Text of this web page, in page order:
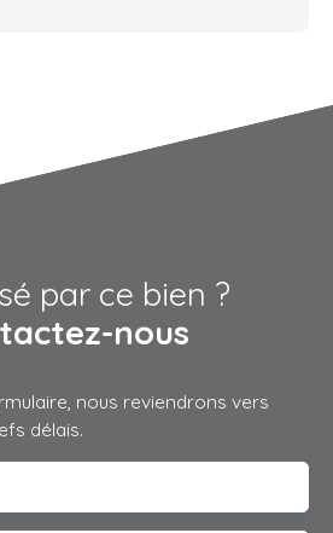
par ce bien ?
nous
nous reviendrons vers
délais.